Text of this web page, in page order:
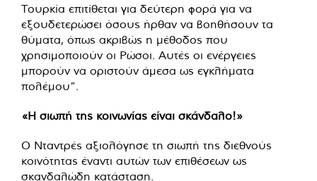
Τουρκία επιτίθεται για δεύτερη φορά για να
εξουδετερώσει όσους ήρθαν να βοηθήσουν τα
θύματα, όπως ακριβώς η μέθοδος που
χρησιμοποιούν οι Ρώσοι. Αυτές οι ενέργειες
μπορούν να οριστούν άμεσα ως εγκλήματα
πολέμου”.
«Η σιωπή της κοινωνίας είναι σκάνδαλο!»
Ο Νταντρές αξιολόγησε τη σιωπή της διεθνούς
κοινότητας έναντι αυτών των επιθέσεων ως
σκανδαλώδη κατάσταση.